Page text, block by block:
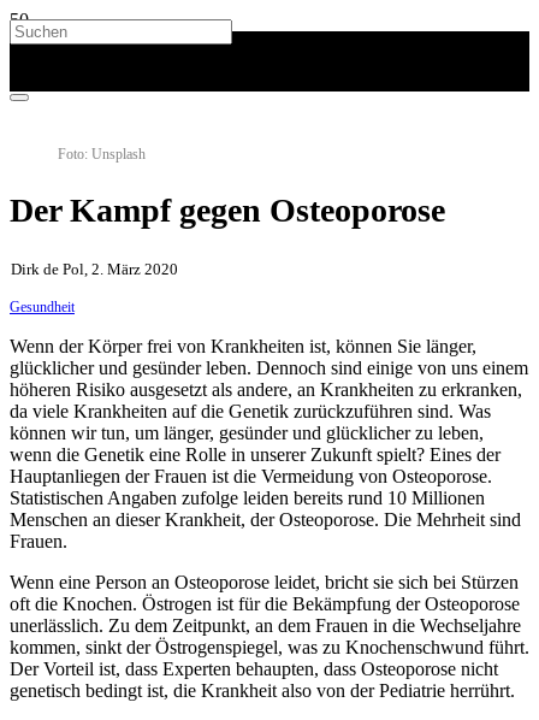
Foto: Unsplash
Der Kampf gegen Osteoporose
Dirk de Pol, 2. März 2020
Gesundheit
Wenn der Körper frei von Krankheiten ist, können Sie länger,
glücklicher und gesünder leben. Dennoch sind einige von uns einem
höheren Risiko ausgesetzt als andere, an Krankheiten zu erkranken,
da viele Krankheiten auf die Genetik zurückzuführen sind. Was
können wir tun, um länger, gesünder und glücklicher zu leben,
wenn die Genetik eine Rolle in unserer Zukunft spielt? Eines der
Hauptanliegen der Frauen ist die Vermeidung von Osteoporose.
Statistischen Angaben zufolge leiden bereits rund 10 Millionen
Menschen an dieser Krankheit, der Osteoporose. Die Mehrheit sind
Frauen.
Wenn eine Person an Osteoporose leidet, bricht sie sich bei Stürzen
oft die Knochen. Östrogen ist für die Bekämpfung der Osteoporose
unerlässlich. Zu dem Zeitpunkt, an dem Frauen in die Wechseljahre
kommen, sinkt der Östrogenspiegel, was zu Knochenschwund führt.
Der Vorteil ist, dass Experten behaupten, dass Osteoporose nicht
genetisch bedingt ist, die Krankheit also von der Pediatrie herrührt.